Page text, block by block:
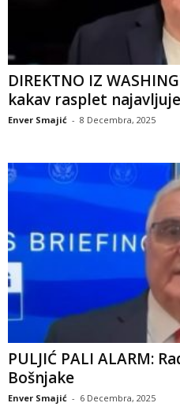
DIREKTNO IZ
kakav rasplet
Enver Smajić - 8 Decembra, 2025
PULJIĆ PALI ALARM:
Bošnjake
Enver Smajić - 6 Decembra, 2025